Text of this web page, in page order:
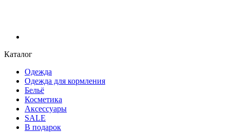
Каталог
Одежда
Одежда для кормления
Бельё
Косметика
Аксессуары
SALE
В подарок